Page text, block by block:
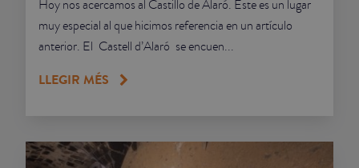
Hoy nos acercamos al Castillo de Alaró. Este es un lugar
muy especial al que hicimos referencia en un artículo
anterior. El Castell d’Alaró se encuen...
LLEGIR MÉS